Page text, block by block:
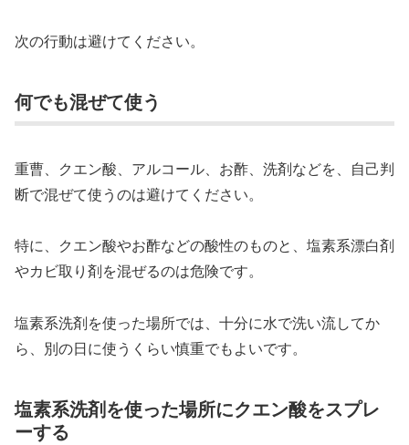
次の行動は避けてください。
何でも混ぜて使う
重曹、クエン酸、アルコール、お酢、洗剤などを、自己判
断で混ぜて使うのは避けてください。
特に、クエン酸やお酢などの酸性のものと、塩素系漂白剤
やカビ取り剤を混ぜるのは危険です。
塩素系洗剤を使った場所では、十分に水で洗い流してか
ら、別の日に使うくらい慎重でもよいです。
塩素系洗剤を使った場所にクエン酸をスプレ
ーする